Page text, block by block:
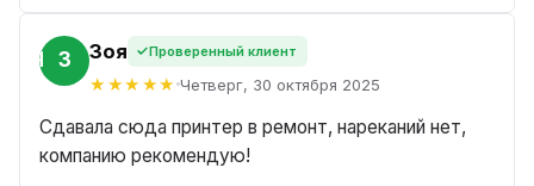
ЗОЯ Зоя Проверенный клиент
Четверг, 30 октября 2025
Сдавала сюда принтер в ремонт, нареканий нет,
компанию рекомендую!